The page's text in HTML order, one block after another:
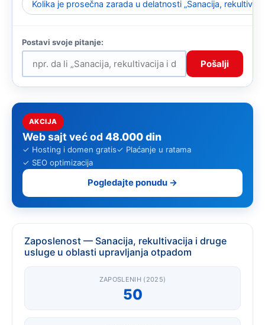
Kolika je prosečna zarada u delatnosti „Sanacija,
Pošalji
AKCIJA
Web sajt već od 48.000 din
✓ Hosting i domen gratis✓ Plaćanje u ratama
✓ SEO optimizacija
Pogledajte ponudu →
Zaposlenost — Sanacija, rekultivacija i druge
usluge u oblasti upravljanja otpadom
ZAPOSLENIH (2025)
50